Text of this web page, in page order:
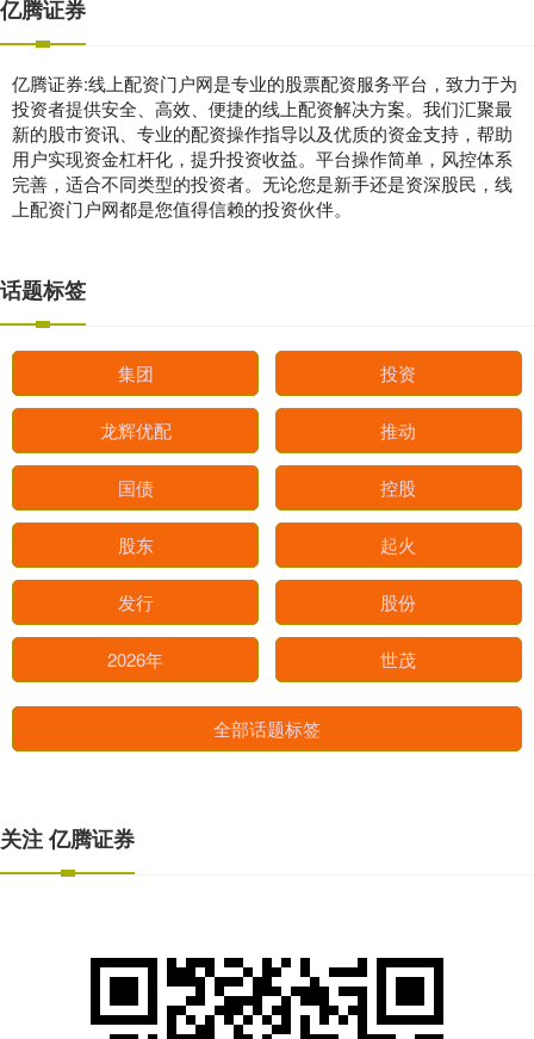
亿腾证券
亿腾证券:线上配资门户网是专业的股票配资服务平台，致力于为
投资者提供安全、高效、便捷的线上配资解决方案。我们汇聚最
新的股市资讯、专业的配资操作指导以及优质的资金支持，帮助
用户实现资金杠杆化，提升投资收益。平台操作简单，风控体系
完善，适合不同类型的投资者。无论您是新手还是资深股民，线
上配资门户网都是您值得信赖的投资伙伴。
话题标签
集团 投资
龙辉优配 推动
国债 控股
股东 起火
发行 股份
2026年 世茂
全部话题标签
关注 亿腾证券